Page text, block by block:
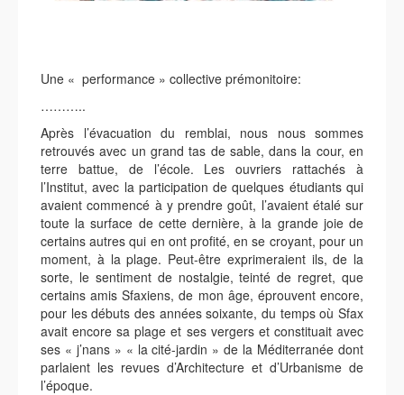
Une « performance » collective prémonitoire:
………..
Après l’évacuation du remblai, nous nous sommes
retrouvés avec un grand tas de sable, dans la cour, en
terre battue, de l’école. Les ouvriers rattachés à
l’Institut, avec la participation de quelques étudiants qui
avaient commencé à y prendre goût, l’avaient étalé sur
toute la surface de cette dernière, à la grande joie de
certains autres qui en ont profité, en se croyant, pour un
moment, à la plage. Peut-être exprimeraient ils, de la
sorte, le sentiment de nostalgie, teinté de regret, que
certains amis Sfaxiens, de mon âge, éprouvent encore,
pour les débuts des années soixante, du temps où Sfax
avait encore sa plage et ses vergers et constituait avec
ses « j’nans » « la cité-jardin » de la Méditerranée dont
parlaient les revues d’Architecture et d’Urbanisme de
l’époque.